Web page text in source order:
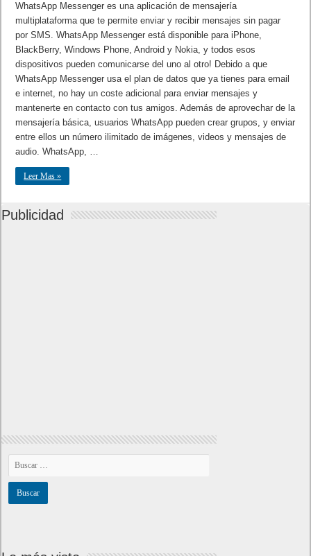
WhatsApp Messenger es una aplicación de mensajería
multiplataforma que te permite enviar y recibir mensajes sin pagar
por SMS. WhatsApp Messenger está disponible para iPhone,
BlackBerry, Windows Phone, Android y Nokia, y todos esos
dispositivos pueden comunicarse del uno al otro! Debido a que
WhatsApp Messenger usa el plan de datos que ya tienes para email
e internet, no hay un coste adicional para enviar mensajes y
mantenerte en contacto con tus amigos. Además de aprovechar de la
mensajería básica, usuarios WhatsApp pueden crear grupos, y enviar
entre ellos un número ilimitado de imágenes, videos y mensajes de
audio. WhatsApp, …
Leer Mas »
Publicidad